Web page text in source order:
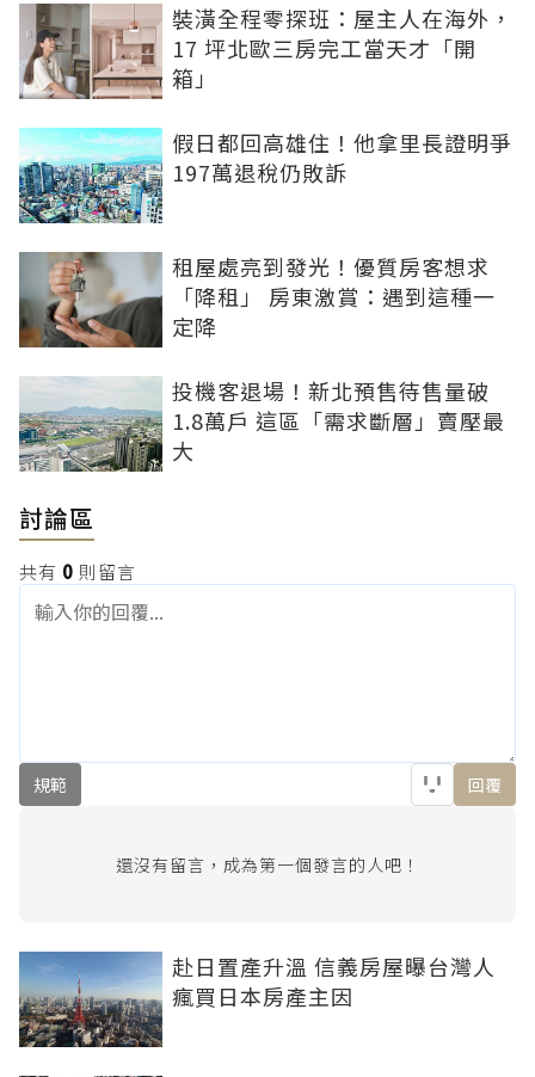
裝潢全程零探班：屋主人在海外，
17 坪北歐三房完工當天才「開
箱」
假日都回高雄住！他拿里長證明爭
197萬退稅仍敗訴
租屋處亮到發光！優質房客想求
「降租」 房東激賞：遇到這種一
定降
投機客退場！新北預售待售量破
1.8萬戶 這區「需求斷層」賣壓最
大
討論區
共有 0 則留言
規範 回覆
還沒有留言，成為第一個發言的人吧！
赴日置產升溫 信義房屋曝台灣人
瘋買日本房產主因